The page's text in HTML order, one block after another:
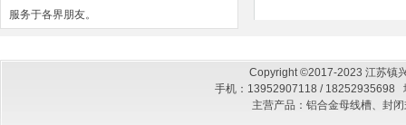
服务于各界朋友。
Copyright ©2017-2023 江苏镇
手机：13952907118 / 18252935698
主营产品：铝合金母线槽、封